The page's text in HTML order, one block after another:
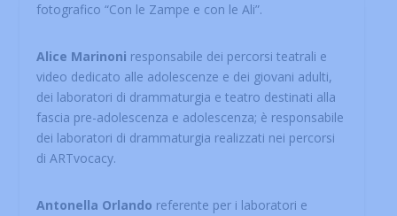
fotografico “Con le Zampe e con le Ali”.
Alice Marinoni responsabile dei percorsi teatrali e
video dedicato alle adolescenze e dei giovani adulti,
dei laboratori di drammaturgia e teatro destinati alla
fascia pre-adolescenza e adolescenza; è responsabile
dei laboratori di drammaturgia realizzati nei percorsi
di ARTvocacy.
Antonella Orlando referente per i laboratori e